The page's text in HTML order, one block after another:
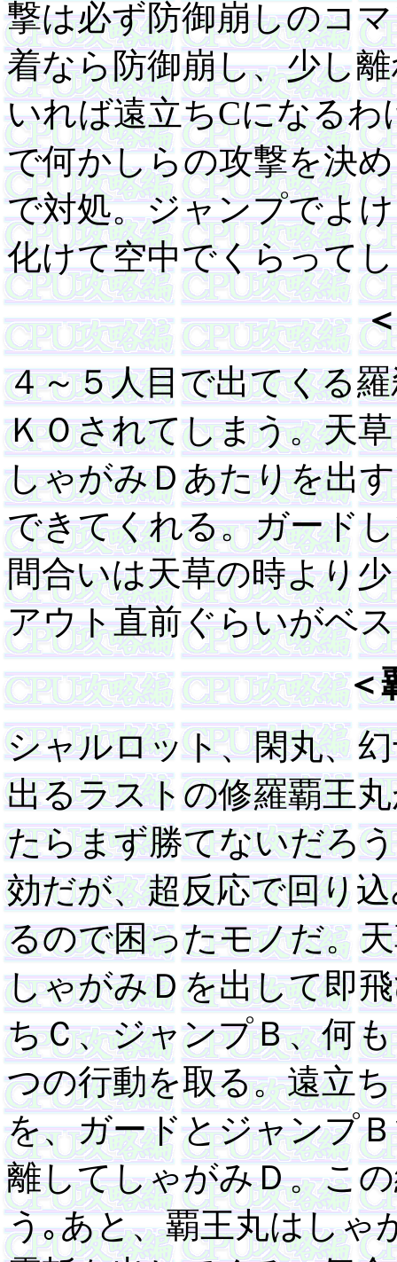
撃は必ず防御崩しのコ
着なら防御崩し、少し
いれば遠立ちCになる
で何かしらの攻撃を決
で対処。ジャンプでよ
化けて空中でくらって
４～５人目で出てくる
ＫＯされてしまう。天
しゃがみＤあたりを出
できてくれる。ガード
間合いは天草の時より
アウト直前ぐらいがベ
＜
シャルロット、閑丸、
出るラストの修羅覇王
たらまず勝てないだろ
効だが、超反応で回り
るので困ったモノだ。
しゃがみＤを出して即
ちＣ、ジャンプＢ、何
つの行動を取る。遠立
を、ガードとジャンプ
離してしゃがみＤ。こ
う｡あと、覇王丸はしゃ